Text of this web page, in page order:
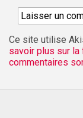
Ce site utilise
savoir plus sur
commentaires